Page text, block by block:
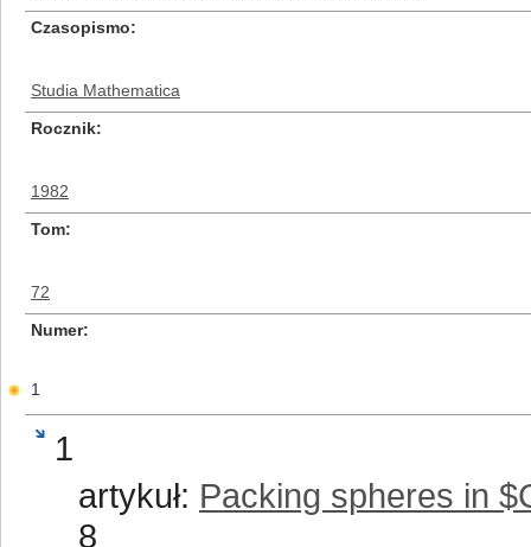
Czasopismo
Studia Mathematica
Rocznik
1982
Tom
72
Numer
1
1
artykuł: Packing spheres in
8